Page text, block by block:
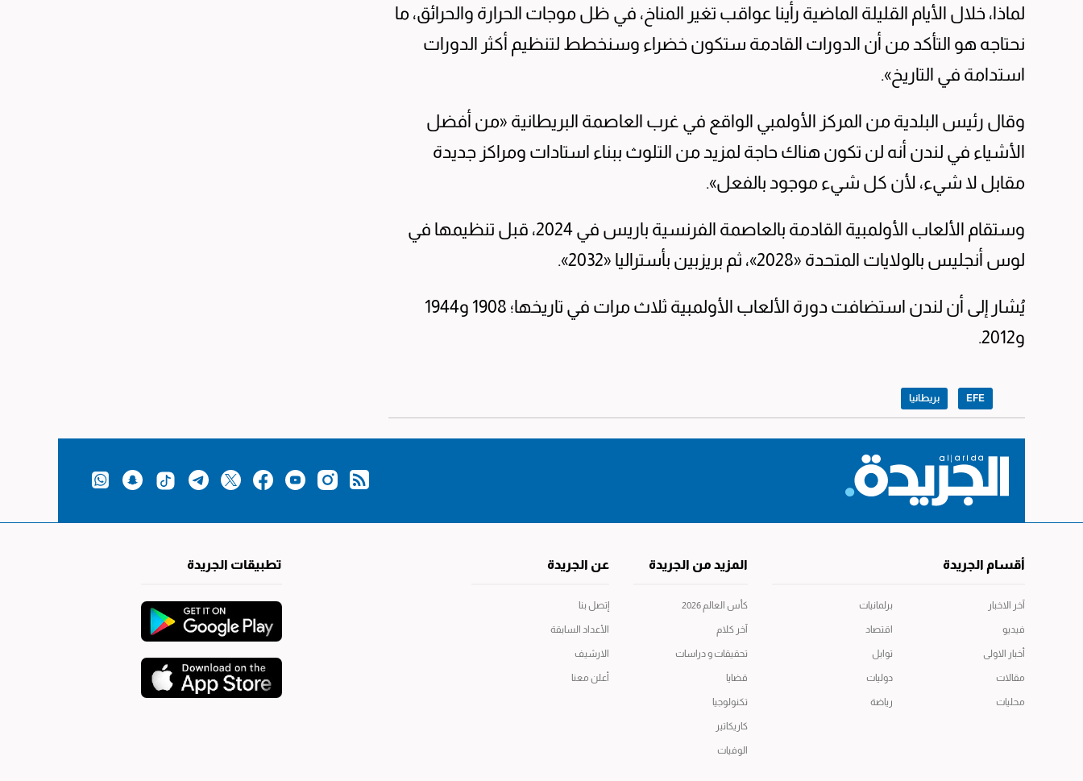
لماذا، خلال الأيام القليلة الماضية رأينا عواقب تغير المناخ، في ظل موجات الحرارة والحرائق، ما
نحتاجه هو التأكد من أن الدورات القادمة ستكون خضراء وسنخطط لتنظيم أكثر الدورات
استدامة في التاريخ».
وقال رئيس البلدية من المركز الأولمبي الواقع في غرب العاصمة البريطانية «من أفضل
الأشياء في لندن أنه لن تكون هناك حاجة لمزيد من التلوث ببناء استادات ومراكز جديدة
مقابل لا شيء، لأن كل شيء موجود بالفعل».
وستقام الألعاب الأولمبية القادمة بالعاصمة الفرنسية باريس في 2024، قبل تنظيمها في
لوس أنجليس بالولايات المتحدة «2028»، ثم بريزبين بأستراليا «2032».
يُشار إلى أن لندن استضافت دورة الألعاب الأولمبية ثلاث مرات في تاريخها؛ 1908 و1944
و2012.
EFE بريطانيا
أقسام الجريدة
آخر الاخبار
فيديو
أخبار الاولى
مقالات
محليات
برلمانيات
اقتصاد
توابل
دوليات
رياضة
المزيد من الجريدة
كأس العالم 2026
آخر كلام
تحقيقات و دراسات
قضايا
تكنولوجيا
كاريكاتير
الوفيات
عن الجريدة
إتصل بنا
الأعداد السابقة
الارشيف
أعلن معنا
تطبيقات الجريدة